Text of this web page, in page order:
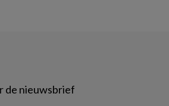
de nieuwsbrief